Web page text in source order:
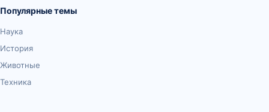
Популярные темы
Наука
История
Животные
Техника